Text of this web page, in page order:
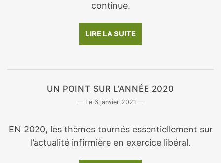
continue.
LIRE LA SUITE
UN POINT SUR L’ANNÉE 2020
6 janvier 2021
EN 2020, les thèmes tournés essentiellement sur
l’actualité infirmière en exercice libéral.